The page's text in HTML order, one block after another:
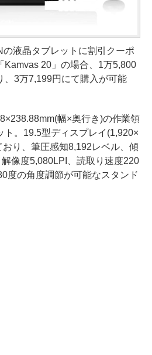
の液晶タブレットに割引クーポ
Kamvas 20」の場合、1万5,800
、3万7,199円にて購入が可能
幅×奥行き)の作業領
ト。19.5型ディスプレイ(1,920×
り、筆圧感知8,192レベル、傾
像度5,080LPI、読取り速度220
度の角度調節が可能なスタンド